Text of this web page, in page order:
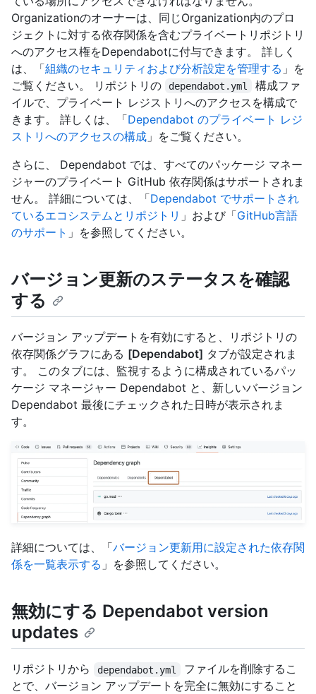
Organizationのオーナーは、同じOrganization内のプロ
ジェクトに対する依存関係を含むプライベートリポジトリ
へのアクセス権をDependabotに付与できます。 詳しく
は、「組織のセキュリティおよび分析設定を管理する 」を
ご覧ください。 リポジトリの
dependabot.yml
構成ファ
イルで、プライベート レジストリへのアクセスを構成で
きます。 詳しくは、「Dependabot のプライベート レジ
ストリへのアクセスの構成 」をご覧ください。
さらに、 Dependabot では、すべてのパッケージ マネー
ジャーのプライベート GitHub 依存関係はサポートされま
せん。 詳細については、「Dependabot でサポートされ
ているエコシステムとリポジトリ 」および「GitHub言語
のサポート 」を参照してください。
バージョン更新のステータスを確認
する
バージョン アップデートを有効にすると、リポジトリの
依存関係グラフにある [Dependabot] タブが設定されま
す。 このタブには、監視するように構成されているパッ
ケージ マネージャー Dependabot と、新しいバージョン
Dependabot 最後にチェックされた日時が表示されま
す。
詳細については、「バージョン更新用に設定された依存関
係を一覧表示する 」を参照してください。
無効にする Dependabot version
updates
リポジトリから dependabot.yml
ファイルを削除するこ
とで、バージョン アップデートを完全に無効にすること